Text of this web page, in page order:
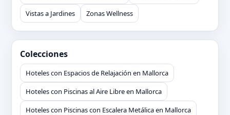
Vistas a Jardines
Zonas Wellness
Colecciones
Hoteles con Espacios de Relajación en Mallorca
Hoteles con Piscinas al Aire Libre en Mallorca
Hoteles con Piscinas con Escalera Metálica en Mallorca